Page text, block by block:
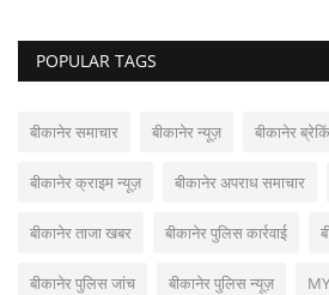
POPULAR TAGS
बीकानेर समाचार बीकानेर न्यूज़ बीकानेर
बीकानेर क्राइम न्यूज़ बीकानेर अपराध समाचार
बीकानेर ताजा खबर बीकानेर पुलिस कार्रवाई
बीकानेर पुलिस जांच बीकानेर पुलिस न्यूज़